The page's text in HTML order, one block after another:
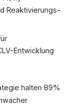
Reaktivierungs-
Entwicklung
halten 89%